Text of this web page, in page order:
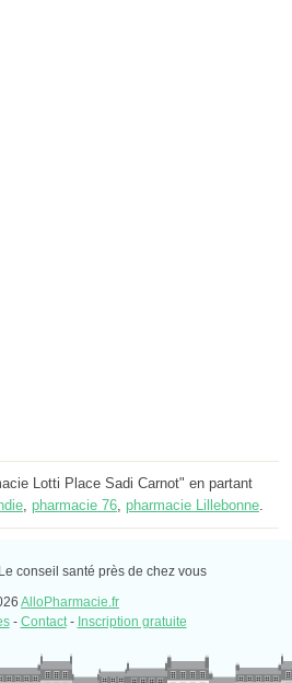
Lotti Place Sadi Carnot" en partant
, pharmacie 76, pharmacie Lillebonne.
conseil santé près de chez vous
AlloPharmacie.fr
- Contact- Inscription gratuite